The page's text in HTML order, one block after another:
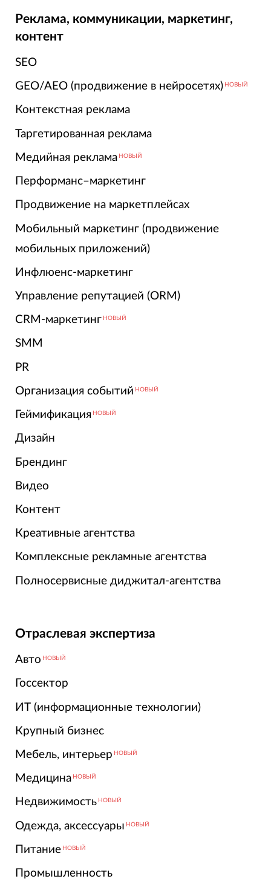
Реклама, коммуникации, маркетинг,
контент
SEO
GEO/AEO (продвижение в нейросетях) НОВЫЙ
Контекстная реклама
Таргетированная реклама
Медийная реклама НОВЫЙ
Перформанс–маркетинг
Продвижение на маркетплейсах
Мобильный маркетинг (продвижение
мобильных приложений)
Инфлюенс-маркетинг
Управление репутацией (ORM)
CRM-маркетинг НОВЫЙ
SMM
PR
Организация событий НОВЫЙ
Геймификация НОВЫЙ
Дизайн
Брендинг
Видео
Контент
Креативные агентства
Комплексные рекламные агентства
Полносервисные диджитал-агентства
Отраслевая экспертиза
Авто НОВЫЙ
Госсектор
ИТ (информационные технологии)
Крупный бизнес
Мебель, интерьер НОВЫЙ
Медицина НОВЫЙ
Недвижимость НОВЫЙ
Одежда, аксессуары НОВЫЙ
Питание НОВЫЙ
Промышленность